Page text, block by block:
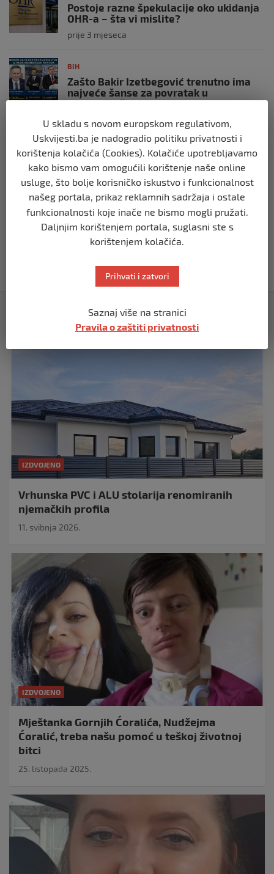
Postoje razne špekulacije oko ukidanja
OHR-a – šta vi mislite?
prije 3 mjeseca
BIH
Zašto Bakir Izetbegović trenutno ima
najveće šanse za povratak u
Predsjedništvo BiH
prije 3 mjeseca
BIH
Demantij Federalnog ministarstva
unutrašnjih poslova
prije 5 mjeseci
BIH
Akcija SIPA-e: Pretresaju se stambeni i
pomoćni objekti
prije 5 mjeseci
IZDVOJENO
Vrhunska PVC i ALU stolarija renomiranih
njemačkih profila
11. svibnja 2026.
IZDVOJENO
Mještanka Gornjih Ćoralića, Nudžejma
Ćoralić, treba našu pomoć u teškoj životnoj
bitci
25. listopada 2025.
U skladu s novom europskom regulativom,
Uskvijesti.ba je nadogradio politiku privatnosti i
korištenja kolačića (Cookies). Kolačiće upotrebljavamo
kako bismo vam omogućili korištenje naše online
usluge, što bolje korisničko iskustvo i funkcionalnost
našeg portala, prikaz reklamnih sadržaja i ostale
funkcionalnosti koje inače ne bismo mogli pružati.
Daljnjim korištenjem portala, suglasni ste s
korištenjem kolačića.
Prihvati i zatvori
Saznaj više na stranici
Pravila o zaštiti privatnosti